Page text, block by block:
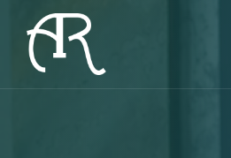
content